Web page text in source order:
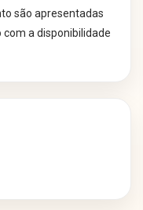
são apresentadas
a disponibilidade